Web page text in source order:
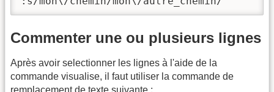
Commenter une ou plusieurs lignes
Après avoir selectionner les lignes à l'aide de la
commande visualise, il faut utiliser la commande de
remplacement de texte suivante :